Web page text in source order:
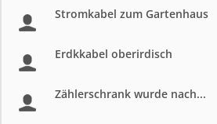
Stromkabel zum Gartenhaus
Erdkkabel oberirdisch
Zählerschrank wurde nach...